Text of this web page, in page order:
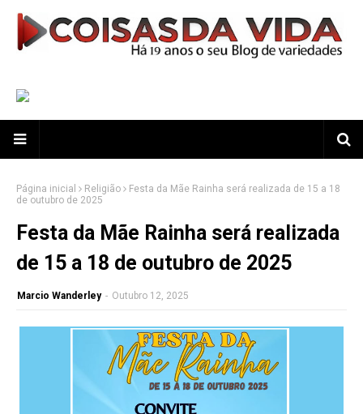
Página inicial Religião
Festa da Mãe Rainha será realizada de 15 a 18
de outubro de 2025
Festa da Mãe Rainha será realizada
de 15 a 18 de outubro de 2025
Marcio Wanderley - Outubro 12, 2025